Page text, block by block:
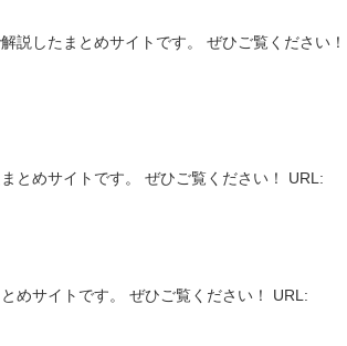
説したまとめサイトです。 ぜひご覧ください！
とめサイトです。 ぜひご覧ください！ URL:
めサイトです。 ぜひご覧ください！ URL: